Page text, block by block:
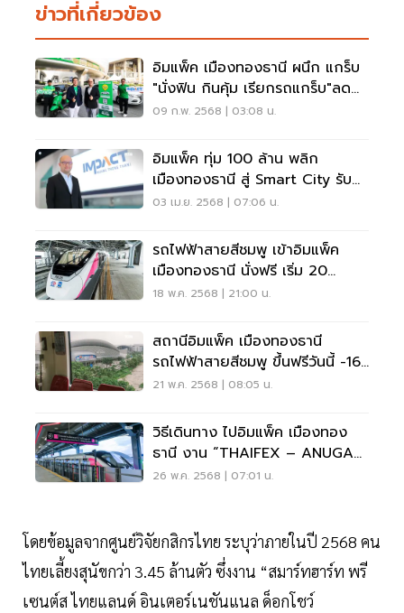
ข่าวที่เกี่ยวข้อง
อิมแพ็ค เมืองทองธานี ผนึก แกร็บ
"นั่งฟิน กินคุ้ม เรียกรถแกร็บ"ลด
สูงสุด 40%
09 ก.พ. 2568 | 03:08 น.
อิมแพ็ค ทุ่ม 100 ล้าน พลิก
เมืองทองธานี สู่ Smart City รับ
รถไฟฟ้า
03 เม.ย. 2568 | 07:06 น.
รถไฟฟ้าสายสีชมพู เข้าอิมแพ็ค
เมืองทองธานี นั่งฟรี เริ่ม 20
พ.ค.68
18 พ.ค. 2568 | 21:00 น.
สถานีอิมแพ็ค เมืองทองธานี
รถไฟฟ้าสายสีชมพู ขึ้นฟรีวันนี้ -16
มิ.ย.68
21 พ.ค. 2568 | 08:05 น.
วิธีเดินทาง ไปอิมแพ็ค เมืองทอง
ธานี งาน “THAIFEX – ANUGA
ASIA 2025”
26 พ.ค. 2568 | 07:01 น.
โดยข้อมูลจากศูนย์วิจัยกสิกรไทย ระบุว่าภายในปี 2568 คน
ไทยเลี้ยงสุนัขกว่า 3.45 ล้านตัว ซึ่งงาน “สมาร์ทฮาร์ท พรี
เซนต์ส ไทยแลนด์ อินเตอร์เนชันแนล ด็อกโชว์